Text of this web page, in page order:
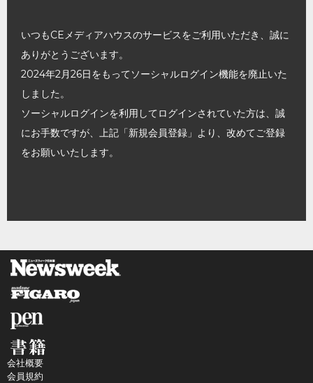
いつもCEメディアハウスのサービスをご利用いただき、誠に
ありがとうございます。
2024年2月26日をもってソーシャルログイン機能を廃止いた
しました。
ソーシャルログインを利用してログインされていた方は、誠
にお手数ですが、上記「新規会員登録」より、改めてご登録
をお願いいたします。
会社概要
会員規約